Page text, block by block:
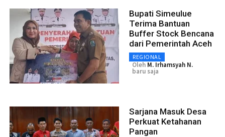
Bupati Simeulue
Terima Bantuan
Buffer Stock Bencana
dari Pemerintah Aceh
REGIONAL
Oleh M. Irhamsyah N.
baru saja
Sarjana Masuk Desa
Perkuat Ketahanan
Pangan